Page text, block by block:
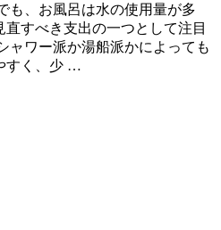
も、お風呂は水の使用量が多
直すべき支出の一つとして注目
ャワー派か湯船派かによっても
すく、少 …